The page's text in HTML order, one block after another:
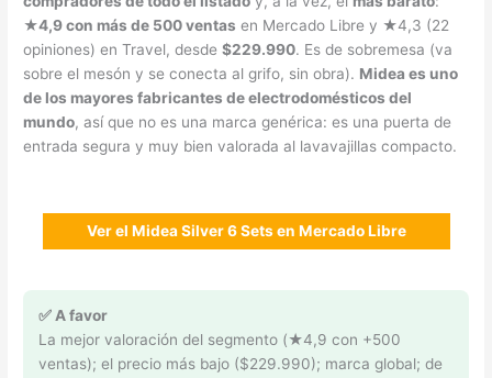
★4,9 con más de 500 ventas en Mercado Libre y ★4,3 (22
opiniones) en Travel, desde$229.990. Es de sobremesa (va
sobre el mesón y se conecta al grifo, sin obra). Midea es uno
de los mayores fabricantes de electrodomésticos del
mundo, así que no es una marca genérica: es una puerta de
entrada segura y muy bien valorada al lavavajillas compacto.
Ver el Midea Silver 6 Sets en Mercado Libre
✅ A favor
La mejor valoración del segmento (★4,9 con +500
ventas); el precio más bajo ($229.990); marca global; de